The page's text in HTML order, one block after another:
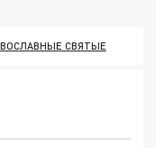
СВЯТЫЕ